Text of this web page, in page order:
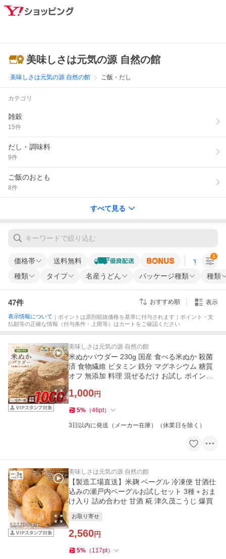
美味しさは元気の源 自然の館
美味しさは元気の源 自然の館 ご飯・だし
カテゴリ
雑穀
15件
だし・調味料
9件
ご飯のおとも
8件
すべて見る
価格帯 送料無料 すべての条
種類 タイプ 名産うどん パッケージ種類 種類
1
47件 おすすめ順 表示
表示情報について ｜ポイントは原則税抜価格を基準に付与されます｜ポイント・支
払額等の正確な情報（付与条件・上限等）はカートをご確認ください
美味しさは元気の源 自然の館
米ぬかパウダー 230g 国産 食べる米ぬか 殺菌
済 食物繊維 ビタミン 鉄分 マグネシウム 糖質
オフ 無添加 料理 混ぜるだけ お試し ポイント
1,000円
5% （46pt）
3日以内に発送（メーカー在庫）（休業日を除く）
美味しさは元気の源 自然の館
【製造工場直送】米麹 ベーグル 冷凍便 甘酒仕
込みの瀬戸内ベーグルお試しセット 3種＋おま
け入り 詰め合わせ 甘酒 糀 津久茂こうじ 爆買
お取り寄せ
2,560円
5% （ 117pt）